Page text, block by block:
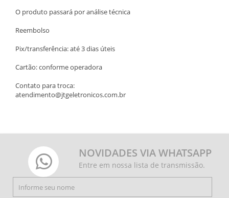
O produto passará por análise técnica
Reembolso
Pix/transferência: até 3 dias úteis
Cartão: conforme operadora
Contato para troca:
atendimento@jtgeletronicos.com.br
NOVIDADES VIA WHATSAPP
Entre em nossa lista de transmissão.